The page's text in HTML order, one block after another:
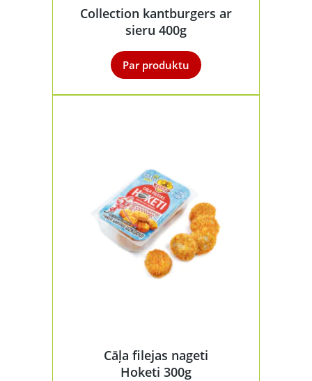
Collection kantburgers ar
sieru 400g
Par produktu
Cāļa filejas nageti
Hoketi 300g